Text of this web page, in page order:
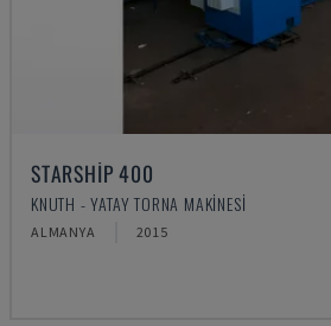
STARSHIP 400
KNUTH - YATAY TORNA MAKINESI
ALMANYA 2015